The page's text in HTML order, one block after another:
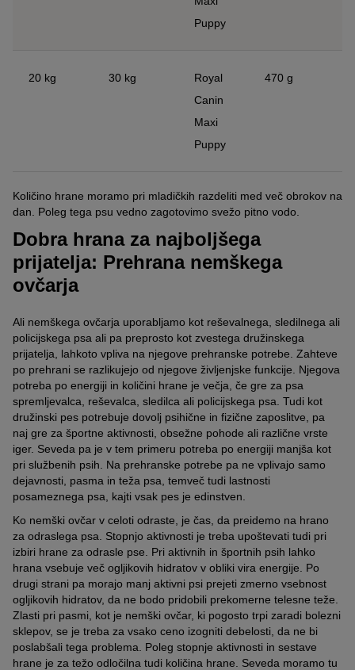
Puppy
20 kg 30 kg
Royal
Canin
Maxi
Puppy
470 g
Količino hrane moramo pri mladičkih razdeliti med več obrokov na
dan. Poleg tega psu vedno zagotovimo svežo pitno vodo.
Dobra hrana za najboljšega
prijatelja: Prehrana nemškega
ovčarja
Ali nemškega ovčarja uporabljamo kot reševalnega, sledilnega ali
policijskega psa ali pa preprosto kot zvestega družinskega
prijatelja, lahkoto vpliva na njegove prehranske potrebe. Zahteve
po prehrani se razlikujejo od njegove življenjske funkcije. Njegova
potreba po energiji in količini hrane je večja, če gre za psa
spremljevalca, reševalca, sledilca ali policijskega psa. Tudi kot
družinski pes potrebuje dovolj psihične in fizične zaposlitve, pa
naj gre za športne aktivnosti, obsežne pohode ali različne vrste
iger. Seveda pa je v tem primeru potreba po energiji manjša kot
pri službenih psih. Na prehranske potrebe pa ne vplivajo samo
dejavnosti, pasma in teža psa, temveč tudi lastnosti
posameznega psa, kajti vsak pes je edinstven.
Ko nemški ovčar v celoti odraste, je čas, da preidemo na hrano
za odraslega psa. Stopnjo aktivnosti je treba upoštevati tudi pri
izbiri hrane za odrasle pse. Pri aktivnih in športnih psih lahko
hrana vsebuje več ogljikovih hidratov v obliki vira energije. Po
drugi strani pa morajo manj aktivni psi prejeti zmerno vsebnost
ogljikovih hidratov, da ne bodo pridobili prekomerne telesne teže.
Zlasti pri pasmi, kot je nemški ovčar, ki pogosto trpi zaradi bolezni
sklepov, se je treba za vsako ceno izogniti debelosti, da ne bi
poslabšali tega problema. Poleg stopnje aktivnosti in sestave
hrane je za težo odločilna tudi količina hrane. Seveda moramo tu